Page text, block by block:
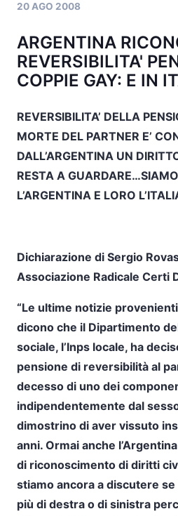
20 AGO 2008
ARGENTINA
REVERSIBILITA'
COPPIE GAY: E IN
REVERSIBILITA’ DELLA
MORTE DEL PARTNER E’
DALL’ARGENTINA UN
RESTA A
L’ARGENTINA E LORO
Dichiarazione di Sergio
Associazione Radicale Certi
“Le ultime notizie
dicono che il Dipartimento
sociale, l’Inps locale, ha
pensione di reversibilità al
decesso di uno dei
indipendentemente dal
dimostrino di aver vissuto
anni. Ormai anche
di riconoscimento di diritti
stiamo ancora a discutere se
più di destra o di sinistra